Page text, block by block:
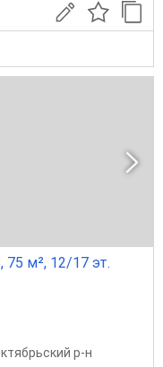
75 м², 12/17 эт.
р-н